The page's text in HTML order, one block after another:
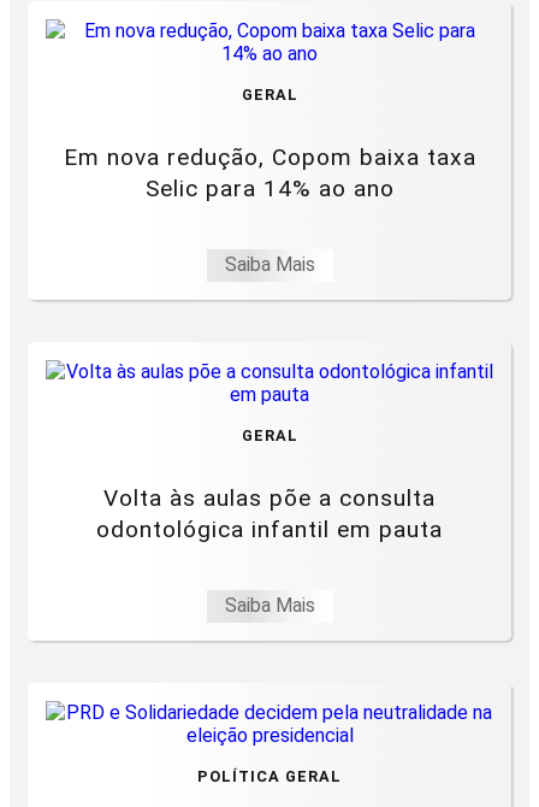
GERAL
Em nova redução, Copom baixa taxa
Selic para 14% ao ano
Saiba Mais
GERAL
Volta às aulas põe a consulta
odontológica infantil em pauta
Saiba Mais
POLÍTICA GERAL